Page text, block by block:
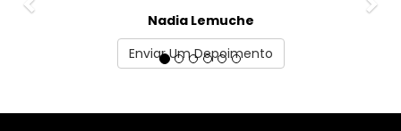
Nadia Lemuche
Enviar Um Depoimento